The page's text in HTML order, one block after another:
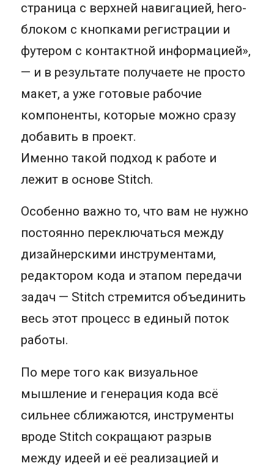
страница с верхней навигацией, hero-
блоком с кнопками регистрации и
футером с контактной информацией»,
— и в результате получаете не просто
макет, а уже готовые рабочие
компоненты, которые можно сразу
добавить в проект.
Именно такой подход к работе и
лежит в основе Stitch.
Особенно важно то, что вам не нужно
постоянно переключаться между
дизайнерскими инструментами,
редактором кода и этапом передачи
задач — Stitch стремится объединить
весь этот процесс в единый поток
работы.
По мере того как визуальное
мышление и генерация кода всё
сильнее сближаются, инструменты
вроде Stitch сокращают разрыв
между идеей и её реализацией и